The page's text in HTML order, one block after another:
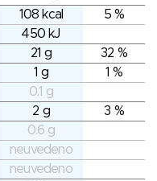
108 kcal
5 %
450 kJ
21 g
32 %
1 g
1 %
0.1 g
2 g
3 %
0.6 g
neuvedeno
neuvedeno